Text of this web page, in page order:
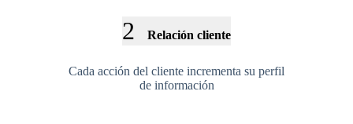
2 Relación cliente
Cada acción del cliente incrementa su perfil
de información